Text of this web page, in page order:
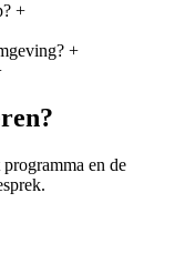
+
+
en de